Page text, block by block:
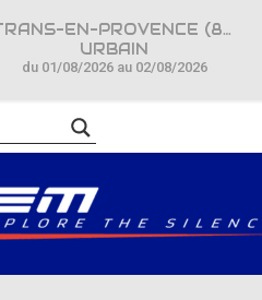
TRANS-EN-PROVENCE (83)
URBAIN
du 01/08/2026 au 02/08/2026